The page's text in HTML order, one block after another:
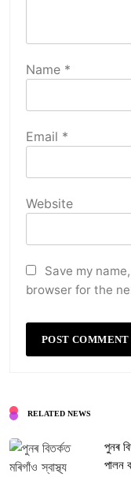
Name *
Email *
Website
Save my
browser for the
RELATED NEWS
পুনৰ
পালন